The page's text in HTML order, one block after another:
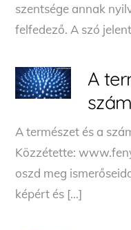
szentsége annak
felfedező. A szó
A
A természet és a
Közzétette:
oszd meg
képért és […]